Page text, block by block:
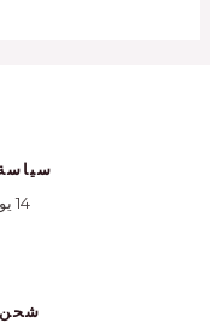
14 يوم للاستبدال والاسترجاع
شحن